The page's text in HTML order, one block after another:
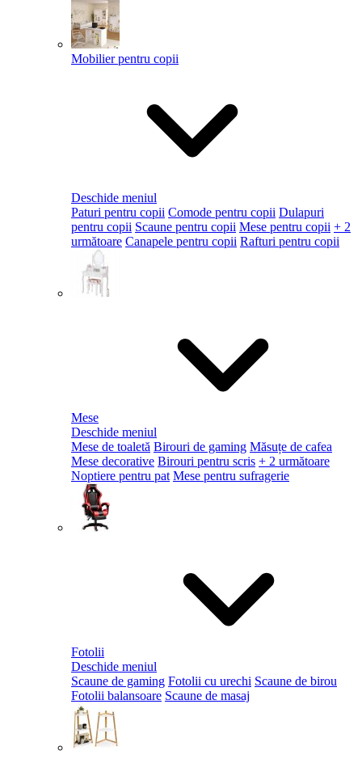
Mobilier pentru copii
Deschide meniul
Paturi pentru copii Comode pentru copii Dulapuri
pentru copii Scaune pentru copii Mese pentru copii + 2
următoare Canapele pentru copii Rafturi pentru copii
Mese
Deschide meniul
Mese de toaletă Birouri de gaming Măsuțe de cafea
Mese decorative Birouri pentru scris + 2 următoare
Noptiere pentru pat Mese pentru sufragerie
Fotolii
Deschide meniul
Scaune de gaming Fotolii cu urechi Scaune de birou
Fotolii balansoare Scaune de masaj